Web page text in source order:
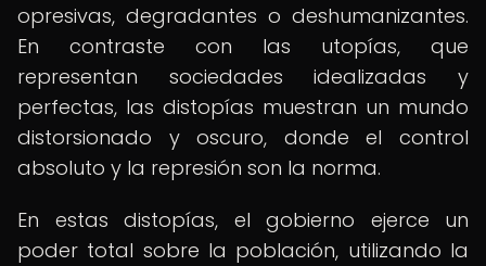
opresivas, degradantes o deshumanizantes.
En contraste con las utopías, que
representan sociedades idealizadas y
perfectas, las distopías muestran un mundo
distorsionado y oscuro, donde el control
absoluto y la represión son la norma.
En estas distopías, el gobierno ejerce un
poder total sobre la población, utilizando la